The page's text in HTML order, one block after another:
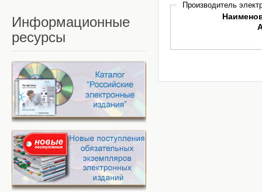
Производитель
Информационные
ресурсы